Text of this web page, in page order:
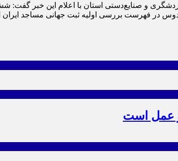
و صنایع‌دستی استان با اعلام این خبر
در فهرست بررسی اولیه ثبت جهانی مساجد ایران
و عمل است